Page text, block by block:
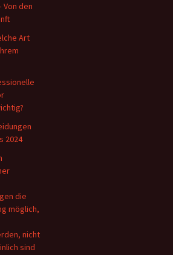
Von den
Art
2024
die
möglich,
nicht
sind